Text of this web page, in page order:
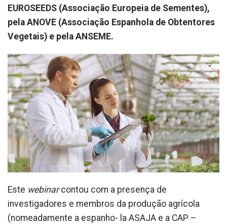
EUROSEEDS (Associação Europeia de Sementes),
pela ANOVE (Associação Espanhola de Obtentores
Vegetais) e pela ANSEME.
Este webinarcontou com a presença de
investigadores e membros da produção agrícola
(nomeadamente a espanho- la ASAJA e a CAP –